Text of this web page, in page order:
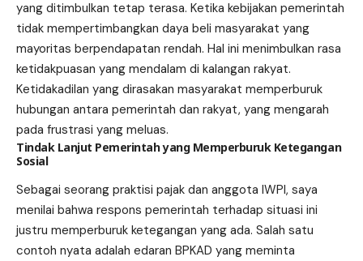
yang ditimbulkan tetap terasa. Ketika kebijakan pemerintah
tidak mempertimbangkan daya beli masyarakat yang
mayoritas berpendapatan rendah. Hal ini menimbulkan rasa
ketidakpuasan yang mendalam di kalangan rakyat.
Ketidakadilan yang dirasakan masyarakat memperburuk
hubungan antara pemerintah dan rakyat, yang mengarah
pada frustrasi yang meluas.
Tindak Lanjut Pemerintah yang Memperburuk Ketegangan
Sosial
Sebagai seorang praktisi pajak dan anggota IWPI, saya
menilai bahwa respons pemerintah terhadap situasi ini
justru memperburuk ketegangan yang ada. Salah satu
contoh nyata adalah edaran BPKAD yang meminta